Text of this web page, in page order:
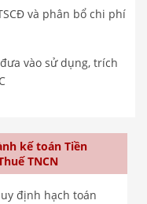
và phân bổ chi phí
vào sử dụng, trích
kế toán Tiền
TNCN
định hạch toán